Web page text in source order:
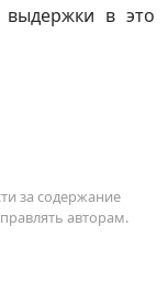
выдержки в это
за содержание
авторам.